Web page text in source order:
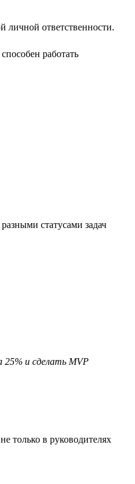
личной ответственности.
работать
статусами задач
25% и сделать MVP
только в руководителях